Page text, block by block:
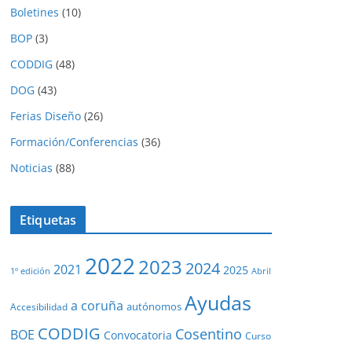
Boletines (10)
BOP (3)
CODDIG (48)
DOG (43)
Ferias Diseño (26)
Formación/Conferencias (36)
Noticias (88)
Etiquetas
1º edición 2021 20222023 2024 2025 Abril
Accesibilidad a coruña autónomos Ayudas
BOE CODDIG Convocatoria Cosentino Curso